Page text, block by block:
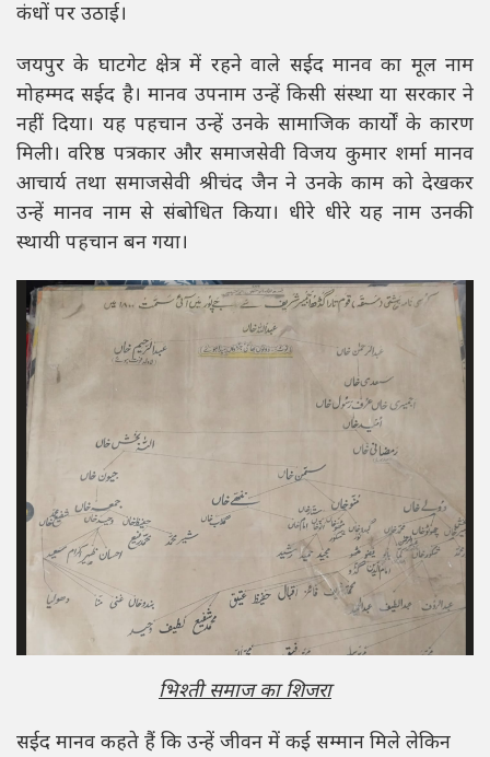
कंधों पर उठाई।
जयपुर के घाटगेट क्षेत्र में रहने वाले सईद मानव का मूल नाम
मोहम्मद सईद है। मानव उपनाम उन्हें किसी संस्था या सरकार ने
नहीं दिया। यह पहचान उन्हें उनके सामाजिक कार्यों के कारण
मिली। वरिष्ठ पत्रकार और समाजसेवी विजय कुमार शर्मा मानव
आचार्य तथा समाजसेवी श्रीचंद जैन ने उनके काम को देखकर
उन्हें मानव नाम से संबोधित किया। धीरे धीरे यह नाम उनकी
स्थायी पहचान बन गया।
भिश्ती समाज का शिजरा
सईद मानव कहते हैं कि उन्हें जीवन में कई सम्मान मिले लेकिन